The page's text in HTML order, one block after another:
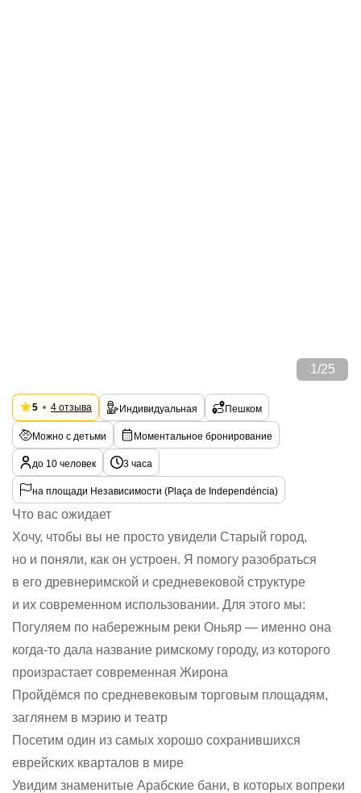
1 /25
5 4 отзыва Индивидуальная Пешком
Можно с детьми Моментальное бронирование
до 10 человек 3 часа
на площади Независимости (Plaça de Independéncia)
Что вас ожидает
Хочу, чтобы вы не просто увидели Старый город,
но и поняли, как он устроен. Я помогу разобраться
в его древнеримской и средневековой структуре
и их современном использовании. Для этого мы:
Погуляем по набережным реки Оньяр — именно она
когда-то дала название римскому городу, из которого
произрастает современная Жирона
Пройдёмся по средневековым торговым площадям,
заглянем в мэрию и театр
Посетим один из самых хорошо сохранившихся
еврейских кварталов в мире
Увидим знаменитые Арабские бани, в которых вопреки